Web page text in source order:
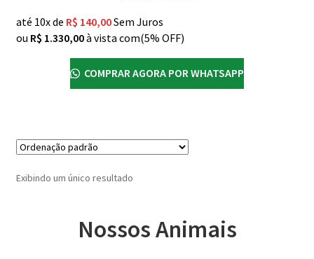
até 10x de R$ 140,00Sem Juros
ou R$ 1.330,00à vista com(5% OFF)
COMPRAR AGORA POR WHATSAPP
Exibindo um único resultado
Nossos Animais